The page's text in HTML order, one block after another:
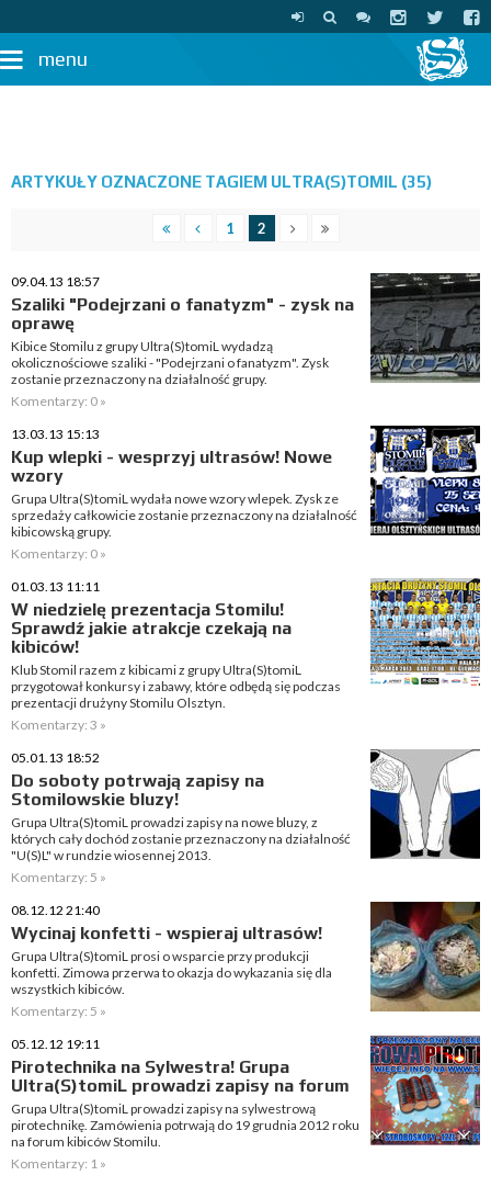
menu
ARTYKUŁY OZNACZONE TAGIEM ULTRA(S)TOMIL (35)
1 2
09.04.13 18:57
Szaliki "Podejrzani o fanatyzm" - zysk na
oprawę
Kibice Stomilu z grupy Ultra(S)tomiL wydadzą
okolicznościowe szaliki - "Podejrzani o fanatyzm". Zysk
zostanie przeznaczony na działalność grupy.
Komentarzy: 0 »
13.03.13 15:13
Kup wlepki - wesprzyj ultrasów! Nowe
wzory
Grupa Ultra(S)tomiL wydała nowe wzory wlepek. Zysk ze
sprzedaży całkowicie zostanie przeznaczony na działalność
kibicowską grupy.
Komentarzy: 0 »
01.03.13 11:11
W niedzielę prezentacja Stomilu!
Sprawdź jakie atrakcje czekają na
kibiców!
Klub Stomil razem z kibicami z grupy Ultra(S)tomiL
przygotował konkursy i zabawy, które odbędą się podczas
prezentacji drużyny Stomilu Olsztyn.
Komentarzy: 3 »
05.01.13 18:52
Do soboty potrwają zapisy na
Stomilowskie bluzy!
Grupa Ultra(S)tomiL prowadzi zapisy na nowe bluzy, z
których cały dochód zostanie przeznaczony na działalność
"U(S)L" w rundzie wiosennej 2013.
Komentarzy: 5 »
08.12.12 21:40
Wycinaj konfetti - wspieraj ultrasów!
Grupa Ultra(S)tomiL prosi o wsparcie przy produkcji
konfetti. Zimowa przerwa to okazja do wykazania się dla
wszystkich kibiców.
Komentarzy: 5 »
05.12.12 19:11
Pirotechnika na Sylwestra! Grupa
Ultra(S)tomiL prowadzi zapisy na forum
Grupa Ultra(S)tomiL prowadzi zapisy na sylwestrową
pirotechnikę. Zamówienia potrwają do 19 grudnia 2012 roku
na forum kibiców Stomilu.
Komentarzy: 1 »